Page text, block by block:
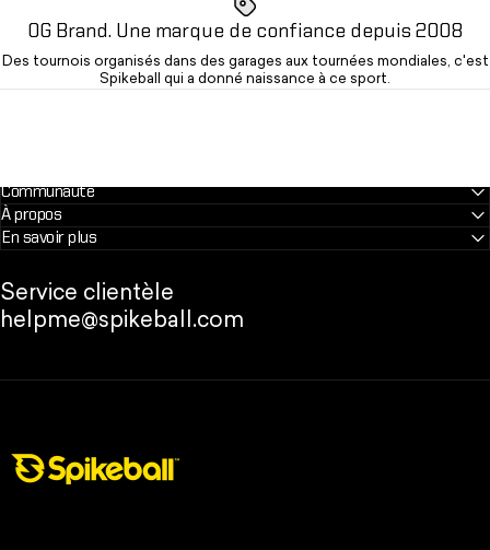
OG Brand. Une marque de confiance depuis 2008
Des tournois organisés dans des garages aux tournées mondiales, c'est
Spikeball qui a donné naissance à ce sport.
Communauté
À propos
En savoir plus
Service clientèle
helpme@spikeball.com
Boutique Spikeball